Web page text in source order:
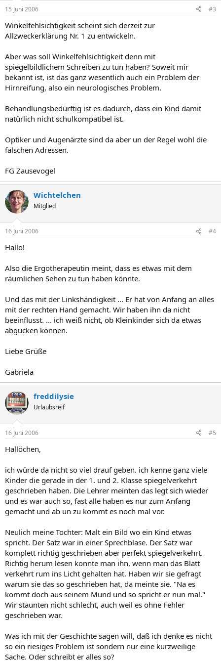
15 Juni 2006 #3
Winkelfehlsichtigkeit scheint sich derzeit zur
Allzweckerklärung Nr. 1 zu entwickeln.
Aber was soll Winkelfehlsichtigkeit denn mit
spiegelbildlichem Schreiben zu tun haben? Soweit mir
bekannt ist, ist das ganz wesentlich auch ein Problem der
Hirnreifung, also ein neurologisches Problem.
Behandlungsbedürftig ist es dadurch, dass ein Kind damit
natürlich nicht schulkompatibel ist.
Optiker und Augenärzte sind da aber un der Regel wohl die
falschen Adressen.
FG Zausevogel
Wichtelchen
Mitglied
16 Juni 2006 #4
Hallo!
Also die Ergotherapeutin meint, dass es etwas mit dem
räumlichen Sehen zu tun haben könnte.
Und das mit der Linkshändigkeit ... Er hat von Anfang an alles
mit der rechten Hand gemacht. Wir haben ihn da nicht
beeinflusst. ... ich weiß nicht, ob Kleinkinder sich da etwas
abgucken können.
Liebe Grüße
Gabriela
freddilysie
Urlaubsreif
16 Juni 2006 #5
Hallöchen,
ich würde da nicht so viel drauf geben. ich kenne ganz viele
Kinder die gerade in der 1. und 2. Klasse spiegelverkehrt
geschrieben haben. Die Lehrer meinten das legt sich wieder
und es war auch so, fast alle haben es nur zum Anfang
gemacht und ab un zu kommt es noch mal vor.
Neulich meine Tochter: Malt ein Bild wo ein Kind etwas
spricht. Der Satz war in einer Sprechblase. Der Satz war
komplett richtig geschrieben aber perfekt spiegelverkehrt.
Richtig herum lesen konnte man ihn, wenn man das Blatt
verkehrt rum ins Licht gehalten hat. Haben wir sie gefragt
warum sie das so geschrieben hat, da meinte sie. "Na es
kommt doch aus seinem Mund und so spricht er nun mal."
Wir staunten nicht schlecht, auch weil es ohne Fehler
geschrieben war.
Was ich mit der Geschichte sagen will, daß ich denke es nicht
so ein riesiges Problem ist sondern nur eine kurzweilige
Sache. Oder schreibt er alles so?